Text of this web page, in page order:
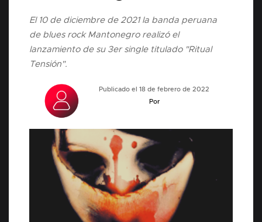
El 10 de diciembre de 2021 la banda peruana
de blues rock Mantonegro realizó el
lanzamiento de su 3er single titulado "Ritual
Tensión".
Publicado el 18 de febrero de 2022
Por